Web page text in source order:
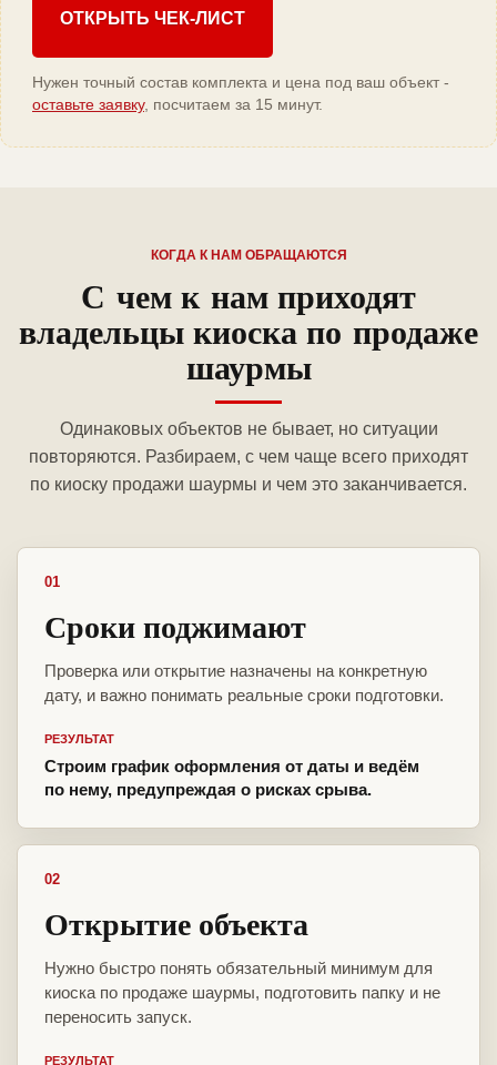
ОТКРЫТЬ ЧЕК-ЛИСТ
Нужен точный состав комплекта и цена под ваш объект -
оставьте заявку, посчитаем за 15 минут.
КОГДА К НАМ ОБРАЩАЮТСЯ
С чем к нам приходят
владельцы киоска по продаже
шаурмы
Одинаковых объектов не бывает, но ситуации
повторяются. Разбираем, с чем чаще всего приходят
по киоску продажи шаурмы и чем это заканчивается.
01
Сроки поджимают
Проверка или открытие назначены на конкретную
дату, и важно понимать реальные сроки подготовки.
РЕЗУЛЬТАТ
Строим график оформления от даты и ведём
по нему, предупреждая о рисках срыва.
02
Открытие объекта
Нужно быстро понять обязательный минимум для
киоска по продаже шаурмы, подготовить папку и не
переносить запуск.
РЕЗУЛЬТАТ